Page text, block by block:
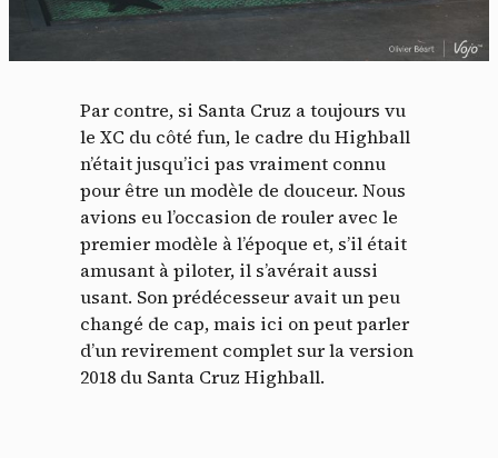
Par contre, si Santa Cruz a toujours vu
le XC du côté fun, le cadre du Highball
n’était jusqu’ici pas vraiment connu
pour être un modèle de douceur. Nous
avions eu l’occasion de rouler avec le
premier modèle à l’époque et, s’il était
amusant à piloter, il s’avérait aussi
usant. Son prédécesseur avait un peu
changé de cap, mais ici on peut parler
d’un revirement complet sur la version
2018 du Santa Cruz Highball.